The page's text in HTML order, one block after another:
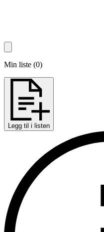
Min liste (0)
Legg til i listen